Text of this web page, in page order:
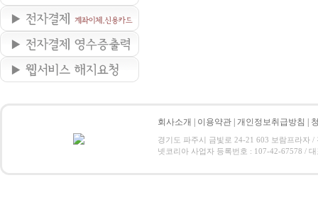
회사소개 이용약관 개인정보취급방침
경기도 파주시 금빛로 24-21 603 보람프라자
넷코리아 사업자 등록번호 : 107-42-67578 /